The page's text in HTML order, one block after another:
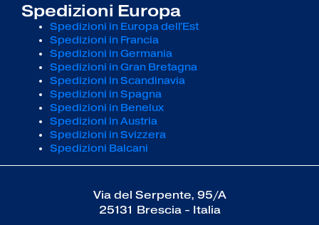
Spedizioni Europa
Spedizioni in Europa dell'Est
Spedizioni in Francia
Spedizioni in Germania
Spedizioni in Gran Bretagna
Spedizioni in Scandinavia
Spedizioni in Spagna
Spedizioni in Benelux
Spedizioni in Austria
Spedizioni in Svizzera
Spedizioni Balcani
Via del Serpente, 95/A
25131 Brescia - Italia